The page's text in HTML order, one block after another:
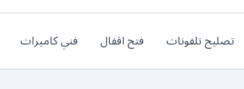
تصليح تلفونات فتح اقفال فني كاميرات